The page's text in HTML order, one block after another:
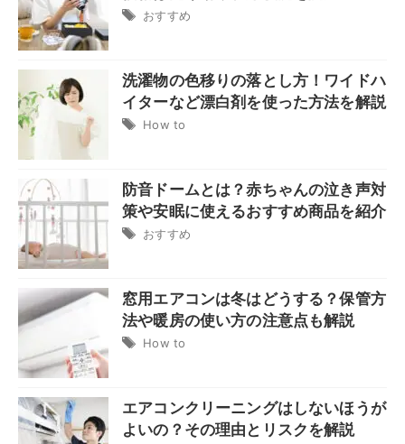
おすすめ
洗濯物の色移りの落とし方！ワイドハ
イターなど漂白剤を使った方法を解説
How to
防音ドームとは？赤ちゃんの泣き声対
策や安眠に使えるおすすめ商品を紹介
おすすめ
窓用エアコンは冬はどうする？保管方
法や暖房の使い方の注意点も解説
How to
エアコンクリーニングはしないほうが
よいの？その理由とリスクを解説